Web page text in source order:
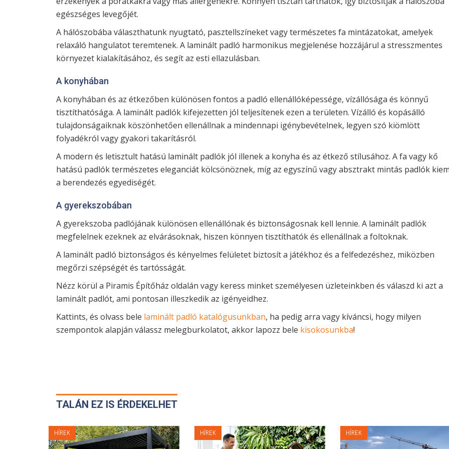
egészséges levegőjét.
A hálószobába választhatunk nyugtató, pasztellszíneket vagy természetes fa mintázatokat, amelyek
relaxáló hangulatot teremtenek. A laminált padló harmonikus megjelenése hozzájárul a stresszmentes
környezet kialakításához, és segít az esti ellazulásban.
A konyhában
A konyhában és az étkezőben különösen fontos a padló ellenállóképessége, vízállósága és könnyű
tisztíthatósága. A laminált padlók kifejezetten jól teljesítenek ezen a területen. Vízálló és kopásálló
tulajdonságaiknak köszönhetően ellenállnak a mindennapi igénybevételnek, legyen szó kiömlött
folyadékról vagy gyakori takarításról.
A modern és letisztult hatású laminált padlók jól illenek a konyha és az étkező stílusához. A fa vagy kő
hatású padlók természetes eleganciát kölcsönöznek, míg az egyszínű vagy absztrakt mintás padlók
a berendezés egyediségét.
A gyerekszobában
A gyerekszoba padlójának különösen ellenállónak és biztonságosnak kell lennie. A laminált padlók
megfelelnek ezeknek az elvárásoknak, hiszen könnyen tisztíthatók és ellenállnak a foltoknak.
A laminált padló biztonságos és kényelmes felületet biztosít a játékhoz és a felfedezéshez, miközben
megőrzi szépségét és tartósságát.
Nézz körül a Piramis Építőház oldalán vagy keress minket személyesen üzleteinkben és válaszd ki azt a
laminált padlót, ami pontosan illeszkedik az igényeidhez.
Kattints, és olvass bele laminált padló katalógusunkban, ha pedig arra vagy kíváncsi, hogy milyen
szempontok alapján válassz melegburkolatot, akkor lapozz bele kisokosunkba!
TALÁN EZ IS ÉRDEKELHET
HÍREK HÍREK HÍREK